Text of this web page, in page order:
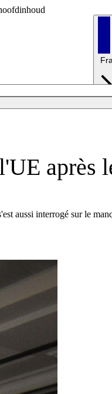
après
aussi interrogé sur le